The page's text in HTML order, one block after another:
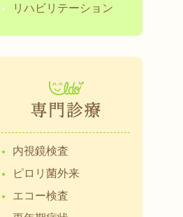
リハビリテーション
内視鏡検査
ピロリ菌外来
エコー検査